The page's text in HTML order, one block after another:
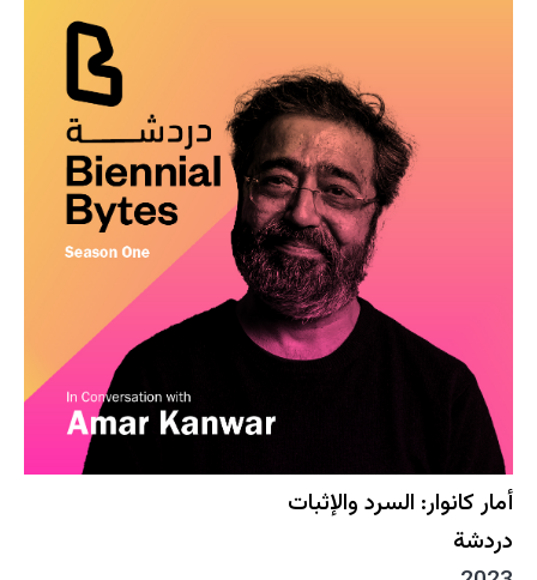
أمار كانوار: السرد والإثبات
دردشة